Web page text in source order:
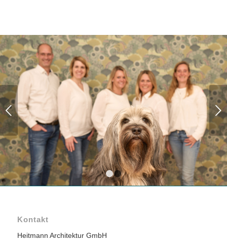
Weiter
1
Kontakt
Heitmann Architektur GmbH